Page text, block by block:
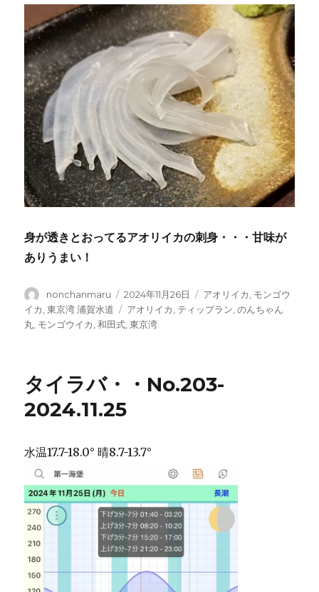
身が透きとおってるアオリイカの刺身・・・甘味が
ありうまい！
投
稿
者
nonchanmaru
投
稿
日:
2024年11月26日
カ
テ
アオリイカ, モンゴウ
イカ,東京湾 浦賀水道
タ
グ
アオリイカ, ティップラン,のんちゃん
丸, モンゴウイカ,和田式,東京湾
タイラバ・・No.203-
2024.11.25
水温17.7-18.0° 晴8.7-13.7°